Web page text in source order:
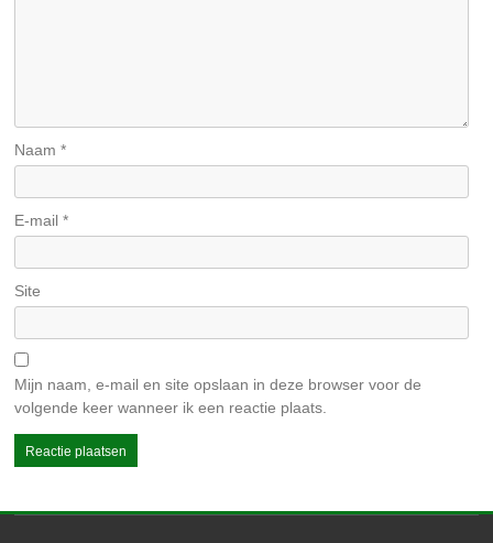
Naam*
E-mail*
Site
Mijn naam, e-mail en site opslaan in deze browser voor de
volgende keer wanneer ik een reactie plaats.